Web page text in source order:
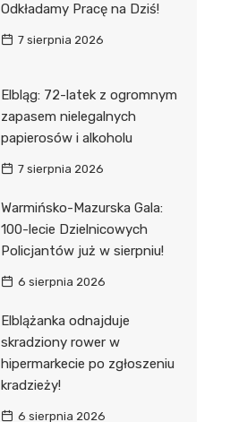
Odkładamy Pracę na Dziś!
7 sierpnia 2026
Elbląg: 72-latek z ogromnym
zapasem nielegalnych
papierosów i alkoholu
7 sierpnia 2026
Warmińsko-Mazurska Gala:
100-lecie Dzielnicowych
Policjantów już w sierpniu!
6 sierpnia 2026
Elblążanka odnajduje
skradziony rower w
hipermarkecie po zgłoszeniu
kradzieży!
6 sierpnia 2026